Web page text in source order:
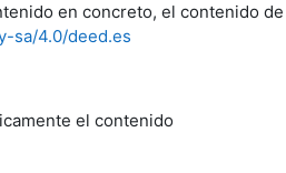
en concreto, el contenido
sa/4.0/deed.es
el contenido